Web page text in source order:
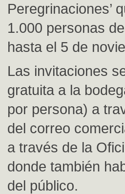
Peregrinaciones’
1.000 personas
hasta el 5 de
Las invitaciones
gratuita a la
por persona) a
del correo
a través de la
donde también
del público.